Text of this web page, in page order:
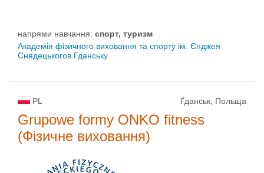
напрями навчання: спорт, туризм
Академія фізичного виховання та спорту ім. Єнджея
Снядецькогов Гданську
PL Ґданськ, Польща
Grupowe formy ONKO fitness
(Фізичне виховання)